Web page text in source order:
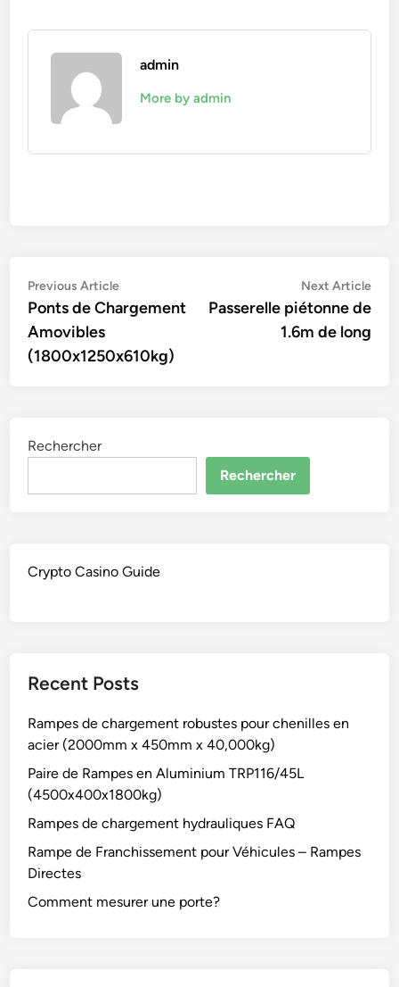
admin
More by admin
Navigation
de
l’article
Previous ArticlePrevious
article:
Ponts de Chargement
Amovibles
(1800x1250x610kg)
Next Article
Passerelle piétonne de
1.6m de long
Rechercher
Rechercher
Crypto Casino Guide
Recent Posts
Rampes de chargement robustes pour chenilles en
acier (2000mm x 450mm x 40,000kg)
Paire de Rampes en Aluminium TRP116/45L
(4500x400x1800kg)
Rampes de chargement hydrauliques FAQ
Rampe de Franchissement pour Véhicules – Rampes
Directes
Comment mesurer une porte?